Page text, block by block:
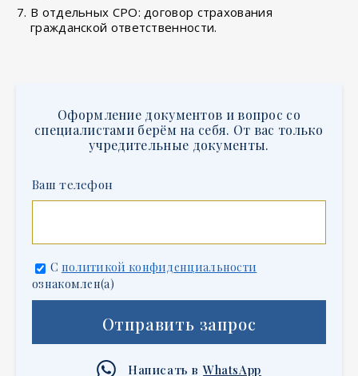
В отдельных СРО: договор страхования
гражданской ответственности.
Оформление документов и вопрос со
специалистами берём на себя. От вас только
учредительные документы.
Ваш телефон
С политикой конфиденциальности
ознакомлен(а)
Отправить запрос
Написать в WhatsApp